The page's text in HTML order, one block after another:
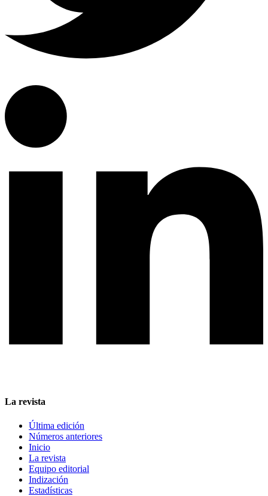
La revista
Última edición
Números anteriores
Inicio
La revista
Equipo editorial
Indización
Estadísticas